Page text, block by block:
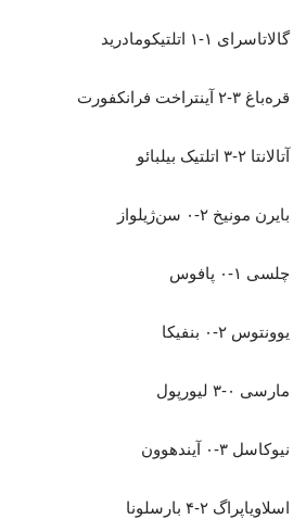
گالاتاسرای ۱-۱ اتلتیکومادرید
قره‌باغ ۳-۲ آینتراخت فرانکفورت
آتالانتا ۲-۳ اتلتیک بیلبائو
بایرن مونیخ ۲-۰ سن‌ژیلواز
چلسی ۱-۰ پافوس
یوونتوس ۲-۰ بنفیکا
مارسی ۰-۳ لیورپول
نیوکاسل ۳-۰ آیندهوون
اسلاویاپراگ ۲-۴ بارسلونا